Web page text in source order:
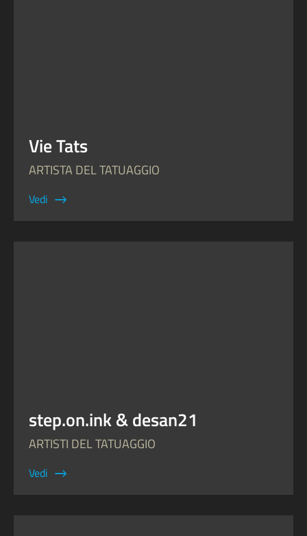
Vie Tats
ARTISTA DEL TATUAGGIO
Vedi
step.on.ink & desan21
ARTISTI DEL TATUAGGIO
Vedi